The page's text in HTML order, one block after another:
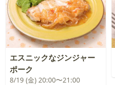
エスニックなジンジャー
ポーク
8/19 (金) 20:00〜21:00